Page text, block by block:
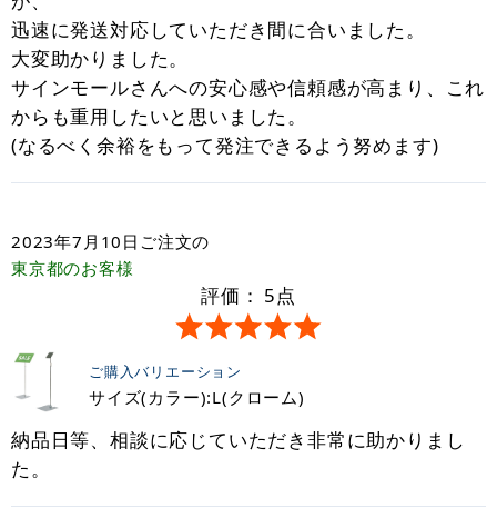
迅速に発送対応していただき間に合いました。
大変助かりました。
サインモールさんへの安心感や信頼感が高まり、これ
からも重用したいと思いました。
(なるべく余裕をもって発注できるよう努めます)
2023年7月10日 ご注文の
東京都のお客様
評価： 5点
ご購入バリエーション
サイズ(カラー):L(クローム)
納品日等、相談に応じていただき非常に助かりまし
た。